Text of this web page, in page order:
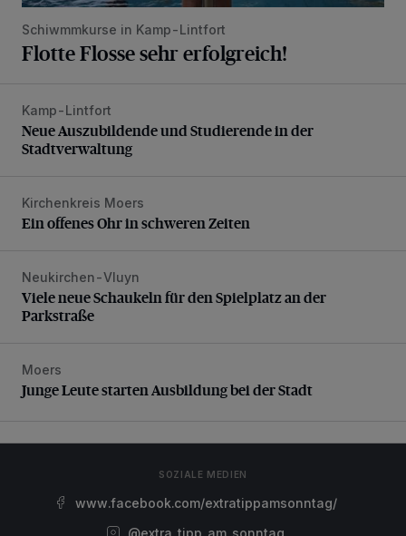
Schiwmmkurse in Kamp-Lintfort
Flotte Flosse sehr erfolgreich!
Neue Auszubildende und Studierende in der
Kamp-Lintfort
Neue Auszubildende und Studierende in der
Stadtverwaltung
Ein offenes Ohr in schweren Zeiten
Kirchenkreis Moers
Ein offenes Ohr in schweren Zeiten
Viele neue Schaukeln für den Spielplatz an der Parkstraße
Neukirchen-Vluyn
Viele neue Schaukeln für den Spielplatz an der
Parkstraße
Junge Leute starten Ausbildung bei der Stadt
Moers
Junge Leute starten Ausbildung bei der Stadt
SOZIALE MEDIEN
www.facebook.com/extratippamsonntag/
@extra_tipp_am_sonntag